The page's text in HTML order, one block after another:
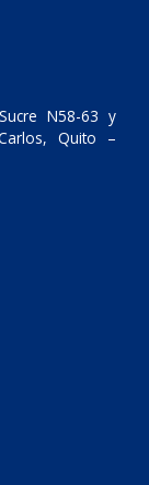
N58-63 y
Quito –